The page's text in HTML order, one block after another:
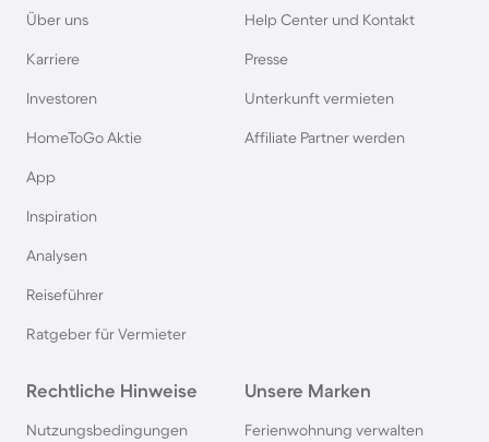
Über uns
Karriere
Investoren
HomeToGo Aktie
App
Inspiration
Analysen
Reiseführer
Ratgeber für Vermieter
Help Center und Kontakt
Presse
Unterkunft vermieten
Affiliate Partner werden
Rechtliche Hinweise
Nutzungsbedingungen
Unsere Marken
Ferienwohnung verwalten